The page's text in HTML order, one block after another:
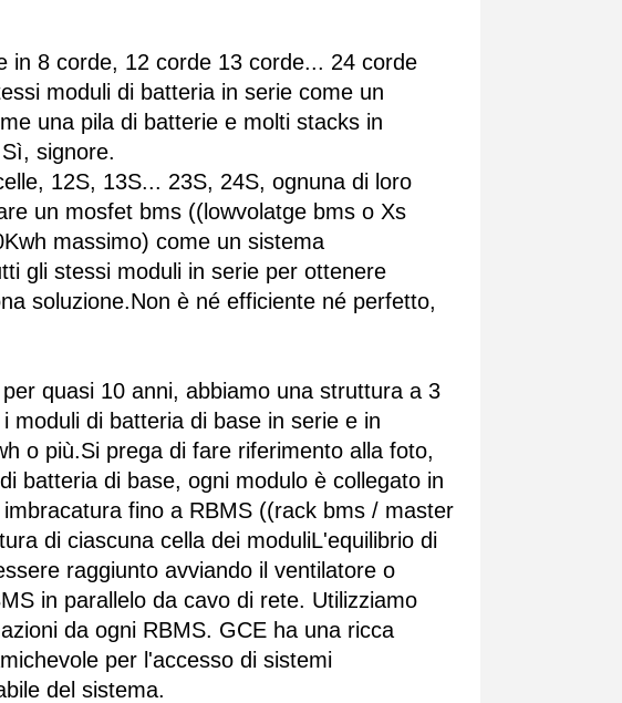
in 8 corde, 12 corde 13 corde... 24 corde
moduli di batteria in serie come un
una pila di batterie e molti stacks in
signore.
12S, 13S... 23S, 24S, ognuna di loro
un mosfet bms ((lowvolatge bms o Xs
massimo) come un sistema
gli stessi moduli in serie per ottenere
soluzione.Non è né efficiente né perfetto,
quasi 10 anni, abbiamo una struttura a 3
moduli di batteria di base in serie e in
o più.Si prega di fare riferimento alla foto,
batteria di base, ogni modulo è collegato in
fino a RBMS ((rack bms / master
di ciascuna cella dei moduliL'equilibrio di
raggiunto avviando il ventilatore o
in parallelo da cavo di rete. Utilizziamo
da ogni RBMS. GCE ha una ricca
per l'accesso di sistemi
del sistema.